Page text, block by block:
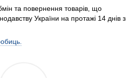
та повернення товарів, що
України на протажі 14 днів з